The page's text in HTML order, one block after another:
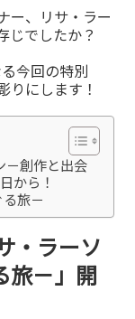
ー、リサ・ラー
じでしたか？
今回の特別
りにします！
－創作と出会
から！
旅－
・ラーソ
旅－」開